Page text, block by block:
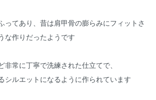
ってあり、昔は肩甲骨の膨らみにフィットさ
な作りだったようです
非常に丁寧で洗練された仕立てで、
シルエットになるように作られています